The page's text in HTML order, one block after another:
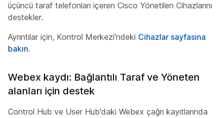
üçüncü taraf telefonları içeren Cisco Yönetilen Cihazlarını
destekler.
Ayrıntılar için, Kontrol Merkezi'ndeki Cihazlar sayfasına
bakın.
Webex kaydı: Bağlantılı Taraf ve Yöneten
alanları için destek
Control Hub ve User Hub'daki Webex çağrı kayıtlarında